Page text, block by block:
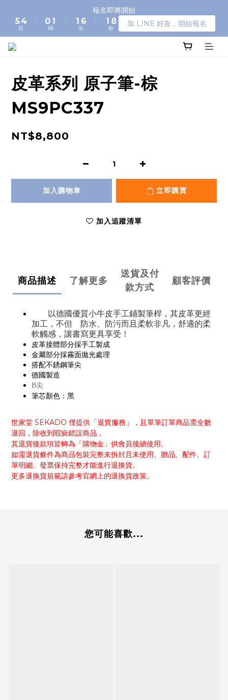
報名即將開始
5
4
3
0
4
3
日
:
0 1
0
時
:
1
0
6
5
0
分
:
2
1
0
9
8
7
3
秒
加 LINE 好友，開始報名
皮革系列 原子筆-棕
MS9PC337
NT$8,800
加入購物車 立即購買
加入追蹤清單
商品描述 了解更多
送貨及付
款方式
顧客評價
以德國優質小牛皮手工鋪製筆桿，其皮革更經
加工，不但 防水、防污而且柔軟非凡，舒適的柔
軟觸感，讓書寫更具享受！
皮革接體部分採手工製成
金屬部分採霧面拋光處理
搭配不銹鋼筆尖
德國製造
B尖
筆芯顏色：黑
世家堂 SEKADO 僅提供「退貨服務」，且單筆訂單商品需全數
退回，除收到瑕疵錯誤商品，
其退貨後款項皆轉為「購物金」供會員後續使用。
如需退貨條件為商品包裝完整未拆封且未使用、贈品、配件、訂
單明細、發票保持完整才能進行退換貨。
更多退換貨規範請參考官網上的退換貨政策。
您可能喜歡...